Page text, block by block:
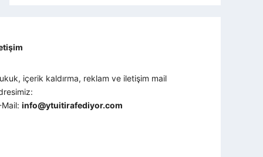
içerik kaldırma, reklam ve iletişim mail
Mail:info@ytuitirafediyor.com